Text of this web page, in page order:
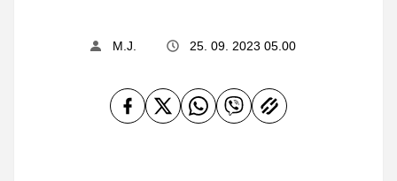
M.J. 25. 09. 2023 05.00